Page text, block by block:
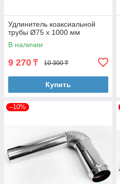
Удлинитель коаксиальной
трубы Ø75 х 1000 мм
В наличии
9 270 ₸ 10 300 ₸
Купить
–10%